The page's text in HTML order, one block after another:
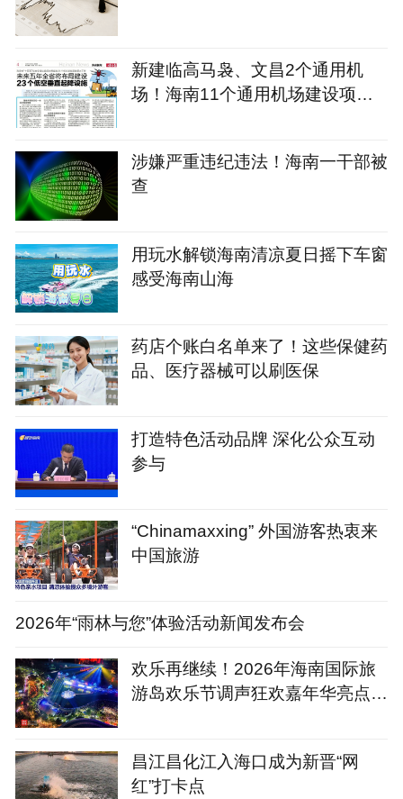
新建临高马袅、文昌2个通用机
场！海南11个通用机场建设项目
涉嫌严重违纪违法！海南一干部被
查
用玩水解锁海南清凉夏日摇下车窗
感受海南山海
药店个账白名单来了！这些保健药
品、医疗器械可以刷医保
打造特色活动品牌 深化公众互动
参与
“Chinamaxxing” 外国游客热衷来
中国旅游
2026年“雨林与您”体验活动新闻发布会
欢乐再继续！2026年海南国际旅
游岛欢乐节调声狂欢嘉年华亮点抢
昌江昌化江入海口成为新晋“网
红”打卡点